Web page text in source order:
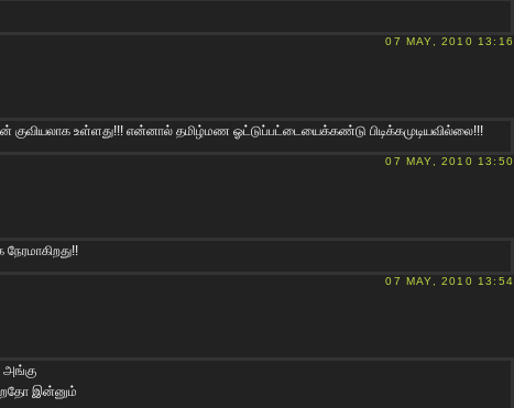
07 MAY, 2010 13:16
குவியலாக உள்ளது!!! என்னால் தமிழ்மண ஓட்டுப்பட்டையைக்கண்டு பிடிக்கமுடியவில்லை!!!
07 MAY, 2010 13:50
07 MAY, 2010 13:54
இன்னும்